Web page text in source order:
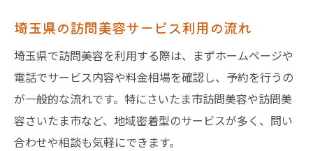
料金相場を把握した訪問美容の選び方
訪問美容の料金相場を比較し賢く選ぶ方法
訪問美容のメニューごとの料金目安と特徴
個人宅向け訪問美容の費用と内容を解説
訪問美容の料金相場とコスパの見極め方
埼玉県の訪問美容サービス利用の流れ
埼玉県で訪問美容を利用する際は、まずホームページや
電話でサービス内容や料金相場を確認し、予約を行うの
が一般的な流れです。特にさいたま市訪問美容や訪問美
容さいたま市など、地域密着型のサービスが多く、問い
合わせや相談も気軽にできます。